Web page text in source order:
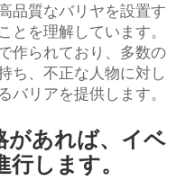
品質なバリヤを設置す
とを理解しています。
作られており、多数の
ち、不正な人物に対し
バリアを提供します。
があれば、イベ
します。